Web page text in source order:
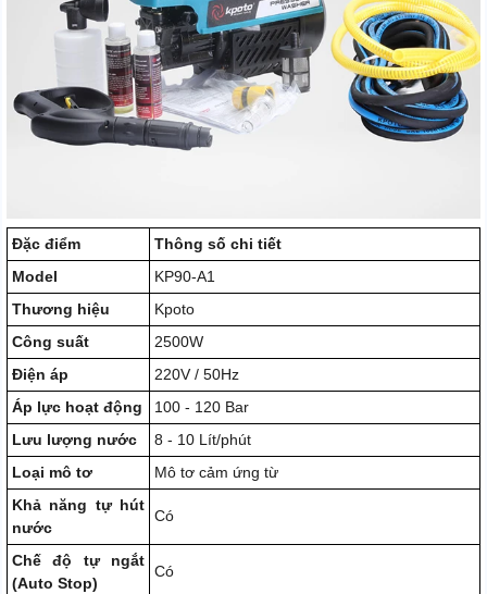
Đặc điểm
Thông số chi tiết
Model
KP90-A1
Thương hiệu
Kpoto
Công suất
2500W
Điện áp
220V / 50Hz
Áp lực hoạt động
100 - 120 Bar
Lưu lượng nước
8 - 10 Lít/phút
Loại mô tơ
Mô tơ cảm ứng từ
Khả năng tự hút
nước
Có
Chế độ tự ngắt
(Auto Stop)
Có